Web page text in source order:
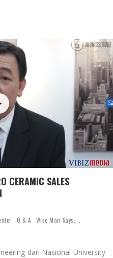
CERAMIC SALES
Q & A
Wise Man Says....
dari Nasional University